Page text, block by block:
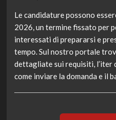
Le candidature possono
2026, un termine fissato per
interessati di prepararsi e
tempo. Sul nostro portale
dettagliate sui requisiti, l’iter
come inviare la domanda e il